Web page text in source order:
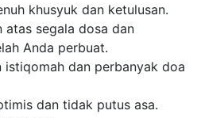
khusyuk dan ketulusan.
atas segala dosa dan
Anda perbuat.
istiqomah dan perbanyak doa
dan tidak putus asa.